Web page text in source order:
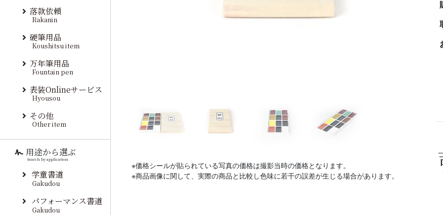
※価格シールが貼られている写真の価格は撮影当時の価格となります。
※商品画像に関して、実際の商品と比較し色味に若干の誤差が生じる場合があります。
落款依頼
Rakanin
硬筆用品
Koushitsu item
万年筆用品
Fountain pen
表装Onlineサービス
Hyousou
その他
Other item
用途から選ぶ
Search by application
学童書道
Gakudou
パフォーマンス書道
Gakudou